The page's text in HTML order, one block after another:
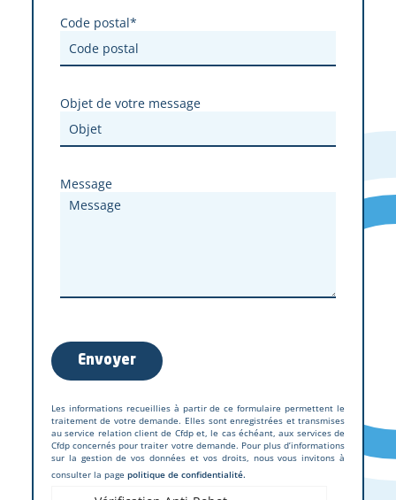
Code postal*
Objet de votre message
Message
Les informations recueillies à partir de ce formulaire permettent le
traitement de votre demande. Elles sont enregistrées et transmises
au service relation client de Cfdp et, le cas échéant, aux services de
Cfdp concernés pour traiter votre demande. Pour plus d’informations
sur la gestion de vos données et vos droits, nous vous invitons à
consulter la page politique de confidentialité.